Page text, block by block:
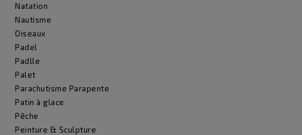
Natation
Nautisme
Oiseaux
Padel
Padlle
Palet
Parachutisme Parapente
Patin à glace
Pêche
Peinture & Sculpture